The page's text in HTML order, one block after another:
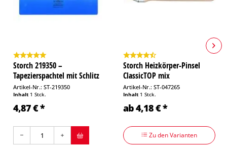
Storch 219350 –
Tapezierspachtel mit Schlitz
24 cm
Artikel-Nr.: ST-219350
Inhalt 1 Stck.
4,87 € *
Storch Heizkörper-Pinsel
ClassicTOP mix
Artikel-Nr.: ST-047265
Inhalt 1 Stck.
ab 4,18 € *
Zu den Varianten